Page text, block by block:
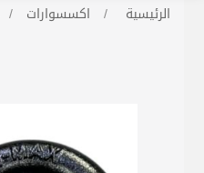
الرئيسية / اكسسوارات /